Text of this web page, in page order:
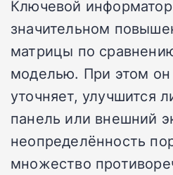
Ключевой
значительном
матрицы по
моделью. При этом
уточняет, улучшится
панель или внешний
неопределённость
множество